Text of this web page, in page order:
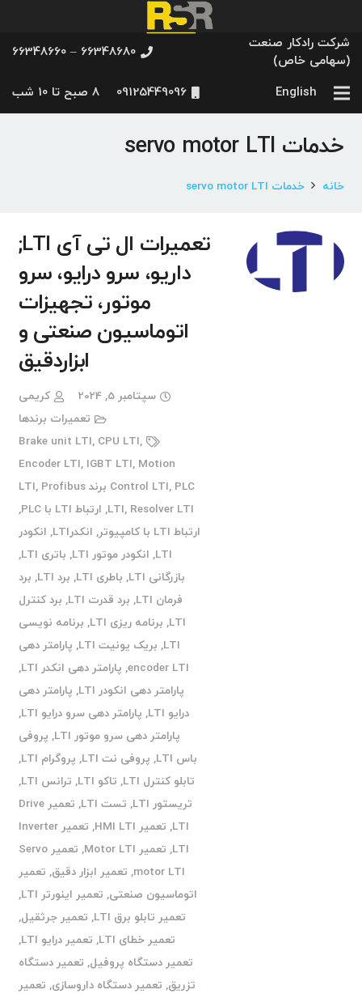
شرکت رادکار صنعت
(سهامی خاص)
66348680 – 66348660
English
09125449096 8 صبح تا 10 شب
خدمات servo motor LTI
خانه خدمات servo motor LTI
تعمیرات ال تی آی LTI;
داریو، سرو درایو، سرو
موتور، تجهیزات
اتوماسیون صنعتی و
ابزاردقیق
سپتامبر 5, 2024
کریمی
تعمیرات برندها
Brake unit LTI, CPU LTI,
Encoder LTI, IGBT LTI, Motion
Control LTI, PLC برند LTI , Profibus
LTI, Resolver LTI
, ارتباط LTI با PLC
,
ارتباط LTI با کامپیوتر
, انکدرLTI , انکودر
LTI
, انکودر موتور LTI , باتری LTI
,
بازرگانی LTI
, باطری LTI , برد LTI , برد
فرمان LTI
, برد قدرت LTI , برد کنترل
LTI
, برنامه ریزی LTI , برنامه نویسی
LTI
, بریک یونیت LTI , پارامتر دهی
encoder LTI
, پارامتر دهی انکدر LTI
,
پارامتر دهی انکودر LTI
, پارامتر دهی
درایو LTI
, پارامتر دهی سرو درایو LTI
,
پارامتر دهی سرو موتور LTI
, پروفی
باس LTI
, پروفی نت LTI , پروگرام LTI
,
تابلو کنترل LTI
, تاکو LTI , ترانس LTI
,
تریستور LTI
, تست LTI ,
تعمیر Drive
LTI
, تعمیر HMI LTI ,
تعمیر Inverter
LTI
, تعمیر Motor LTI ,
تعمیر Servo
motor LTI
, تعمیر ابزار دقیق, تعمیر
اتوماسیون صنعتی, تعمیر اینورتر LTI
,
تعمیر تابلو برق LTI
, تعمیر جرثقیل,
تعمیر خطای LTI
, تعمیر درایو LTI
,
تعمیر دستگاه پروفیل, تعمیر دستگاه
تزریق, تعمیر دستگاه داروسازی, تعمیر